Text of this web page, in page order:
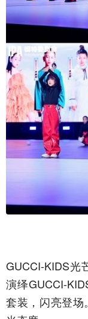
GUCCI-KIDS光
演绎GUCCI-
套装，闪亮登